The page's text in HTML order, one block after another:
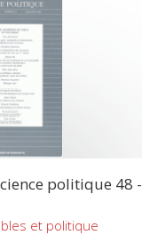
politique 48 -
et politique